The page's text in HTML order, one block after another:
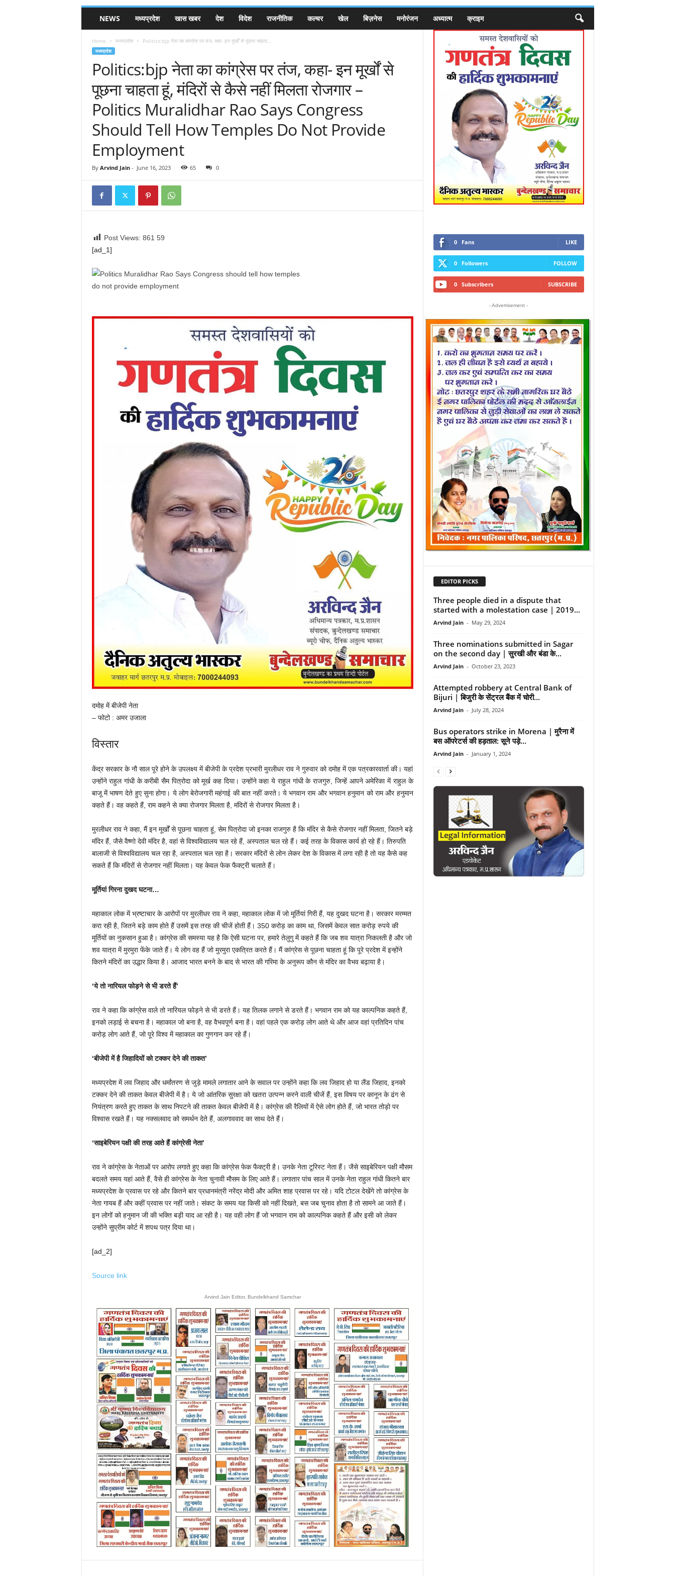
NEWS मध्यप्रदेश खास खबर देश विदेश राजनीतिक कल्चर खेल बिज़नेस मनोरंजन अध्यात्म क्राइम
Home मध्यप्रदेश Politics:bjp नेता का कांग्रेस पर तंज, कहा- इन मूर्खों से पूछना चाहता...
मध्यप्रदेश
Politics:bjp नेता का कांग्रेस पर तंज, कहा- इन मूर्खों से
पूछना चाहता हूं, मंदिरों से कैसे नहीं मिलता रोजगार –
Politics Muralidhar Rao Says Congress
Should Tell How Temples Do Not Provide
Employment
By Arvind Jain- June 16, 2023 65 0
Post Views: 861 59
[ad_1]
दमोह में बीजेपी नेता
– फोटो : अमर उजाला
विस्तार
केंद्र सरकार के नौ साल पूरे होने के उपलक्ष्य में बीजेपी के प्रदेश प्रभारी मुरलीधर राव ने गुरुवार को दमोह में एक पत्रकारवार्ता की। यहां
उन्होंने राहुल गांधी के करीबी सैम पित्रोदा को मूर्ख कह दिया। उन्होंने कहा ये राहुल गांधी के राजगुरु, जिन्हें आपने अमेरिका में राहुल के
बाजू में भाषण देते हुए सुना होगा। ये लोग बेरोजगारी महंगाई की बात नहीं करते। ये भगवान राम और भगवान हनुमान को राम और हनुमान
कहते हैं। वह कहते हैं, राम कहने से क्या रोजगार मिलता है, मंदिरों से रोजगार मिलता है।
मुरलीधर राव ने कहा, मैं इन मूर्खों से पूछना चाहता हूं, सेम पित्रोदा जो इनका राजगुरु है कि मंदिर से कैसे रोजगार नहीं मिलता, जितने बड़े
मंदिर हैं, जैसे वैष्णो देवी मंदिर है, वहां से विश्वविद्यालय चल रहे हैं, अस्पताल चल रहे हैं। कई तरह के विकास कार्य हो रहे हैं। तिरुपति
बालाजी से विश्वविद्यालय चल रहा है, अस्पताल चल रहा है। सरकार मंदिरों से लोन लेकर देश के विकास में लगा रही है तो यह कैसे कह
सकते हैं कि मंदिरों से रोजगार नहीं मिलता। यह केवल फेक फैक्ट्री चलाते हैं।
मूर्तियां गिरना दुखद घटना…
महाकाल लोक में भ्रष्टाचार के आरोपों पर मुरलीधर राव ने कहा, महाकाल लोक में जो मूर्तियां गिरी हैं, यह दुखद घटना है। सरकार मरम्मत
करा रही है, जितने बड़े काम होते हैं उसमें इस तरह की चीजें होती हैं। 350 करोड़ का काम था, जिसमें केवल सात करोड़ रुपये की
मूर्तियों का नुकसान हुआ है। कांग्रेस की समस्या यह है कि ऐसी घटना पर, हमारे तेलुगु में कहते हैं कि जब शव यात्रा निकलती है और जो
शव यात्रा में मुरमुरा फेंके जाते हैं। ये लोग वह हैं जो मुरमुरा एकत्रित करते हैं। मैं कांग्रेस से पूछना चाहता हूं कि पूरे प्रदेश में इन्होंने
कितने मंदिरों का उद्धार किया है। आजाद भारत बनने के बाद से भारत की गरिमा के अनुरूप कौन से मंदिर का वैभव बढ़ाया है।
‘ये तो नारियल फोड़ने से भी डरते हैं’
राव ने कहा कि कांग्रेस वाले तो नारियल फोड़ने से भी डरते हैं। यह तिलक लगाने से डरते हैं। भगवान राम को यह काल्पनिक कहते हैं,
इनको लड़ाई से बचना है। महाकाल जो बना है, वह वैभवपूर्ण बना है। वहां पहले एक करोड़ लोग आते थे और आज वहां प्रतिदिन पांच
करोड़ लोग आते हैं, जो पूरे विश्व में महाकाल का गुणगान कर रहे हैं।
‘बीजेपी में है जिहादियों को टक्कर देने की ताकत’
मध्यप्रदेश में लव जिहाद और धर्मांतरण से जुड़े मामले लगातार आने के सवाल पर उन्होंने कहा कि लव जिहाद हो या लैंड जिहाद, इनको
टक्कर देने की ताकत केवल बीजेपी में है। ये जो आंतरिक सुरक्षा को खतरा उत्पन्न करने वाली चीजें हैं, इस विषय पर कानून के ढंग से
नियंत्रण करते हुए ताकत के साथ निपटने की ताकत केवल बीजेपी में है। कांग्रेस की रैलियों में ऐसे लोग होते हैं, जो भारत तोड़ो पर
विश्वास रखते हैं। यह नक्सलवाद को समर्थन देते हैं, अलगाववाद का साथ देते हैं।
‘साइबेरियन पक्षी की तरह आते हैं कांग्रेसी नेता’
राव ने कांग्रेस के नेताओं पर आरोप लगाते हुए कहा कि कांग्रेस फेक फैक्ट्री है। उनके नेता टूरिस्ट नेता हैं। जैसे साइबेरियन पक्षी मौसम
बदलते समय यहां आते हैं, वैसे ही कांग्रेस के नेता चुनावी मौसम के लिए आते हैं। लगातार पांच साल में उनके नेता राहुल गांधी कितने बार
मध्यप्रदेश के प्रवास पर रहे और कितने बार प्रधानमंत्री नरेंद्र मोदी और अमित शाह प्रवास पर रहे। यदि टोटल देखेंगे तो कांग्रेस के
नेता गायब हैं और कहीं प्रवास पर नहीं जाते। संकट के समय यह किसी को नहीं दिखते, बस जब चुनाव होता है तो सामने आ जाते हैं।
इन लोगों को हनुमान जी की भक्ति बड़ी याद आ रही है। यह वही लोग हैं जो भगवान राम को काल्पनिक कहते हैं और इसी को लेकर
उन्होंने सुप्रीम कोर्ट में शपथ पत्र दिया था।
[ad_2]
Source link
Arvind Jain Editor, Bundelkhand Samchar
0 Fans LIKE
0 Followers FOLLOW
0 Subscribers SUBSCRIBE
- Advertisement -
EDITOR PICKS
Three people died in a dispute that
started with a molestation case | 2019...
Arvind Jain - May 29, 2024
Three nominations submitted in Sagar
on the second day | सुरखी और बंडा के...
Arvind Jain - October 23, 2023
Attempted robbery at Central Bank of
Bijuri | बिजुरी के सेंट्रल बैंक में चोरी...
Arvind Jain - July 28, 2024
Bus operators strike in Morena | मुरैना में
बस ऑपरेटर्स की हड़ताल: सूने पड़े...
Arvind Jain - January 1, 2024